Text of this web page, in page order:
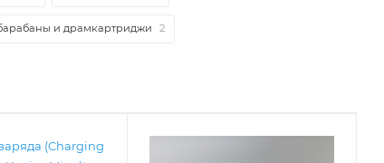
и драмкартриджи 2